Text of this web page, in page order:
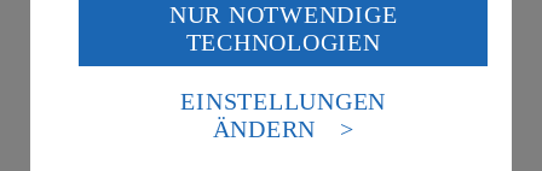
Wenn du auf „Aktivieren“ klickst, willigst du im Sinne
des Art. 49 Abs. 1 Satz 1 lit. a) DSGVO ein, dass deine
Daten in den USA verarbeitet werden. Der EuGH sieht
die USA als Land mit einem nach europäischen
Standards nicht angemessenen Datenschutzniveau an.
Es besteht das Risiko eines Zugriffs durch US-
NUR NOTWENDIGE
TECHNOLOGIEN
EINSTELLUNGEN
ÄNDERN